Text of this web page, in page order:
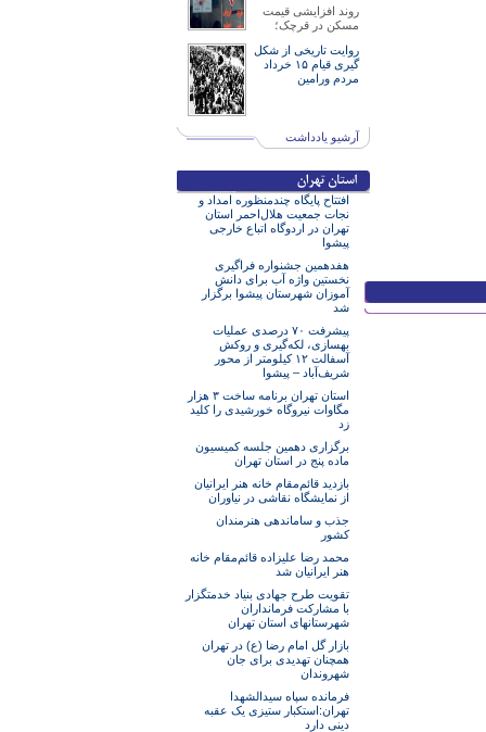
روند افزایشی قیمت
مسکن در قرچک؛
روایت تاریخی از شکل
گیری قیام ۱۵ خرداد
مردم ورامین
آرشیو یادداشت
افتتاح پایگاه چندمنظوره امداد و
نجات جمعیت هلال‌احمر استان
تهران در اردوگاه اتباع خارجی
پیشوا
هفدهمین جشنواره فراگیری
نخستین واژه آب برای دانش
آموزان شهرستان پیشوا برگزار
شد
پیشرفت ۷۰ درصدی عملیات
بهسازی، لکه‌گیری و روکش
آسفالت ۱۲ کیلومتر از محور
شریف‌آباد – پیشوا
استان تهران برنامه ساخت ۳ هزار
مگاوات نیروگاه خورشیدی را کلید
زد
برگزاری دهمین جلسه کمیسیون
ماده پنج در استان تهران
بازدید قائم‌مقام خانه هنر ایرانیان
از نمایشگاه نقاشی در نیاوران
جذب و ساماندهی هنرمندان
کشور
محمد رضا علیزاده قائم‌مقام خانه
هنر ایرانیان شد
تقویت طرح جهادی بنیاد خدمتگزار
با مشارکت فرمانداران
شهرستانهای استان تهران
بازار گل امام رضا (ع) در تهران
همچنان تهدیدی برای جان
شهروندان
فرمانده سپاه سیدالشهدا
تهران:استکبار ستیزی یک عقبه
دینی دارد